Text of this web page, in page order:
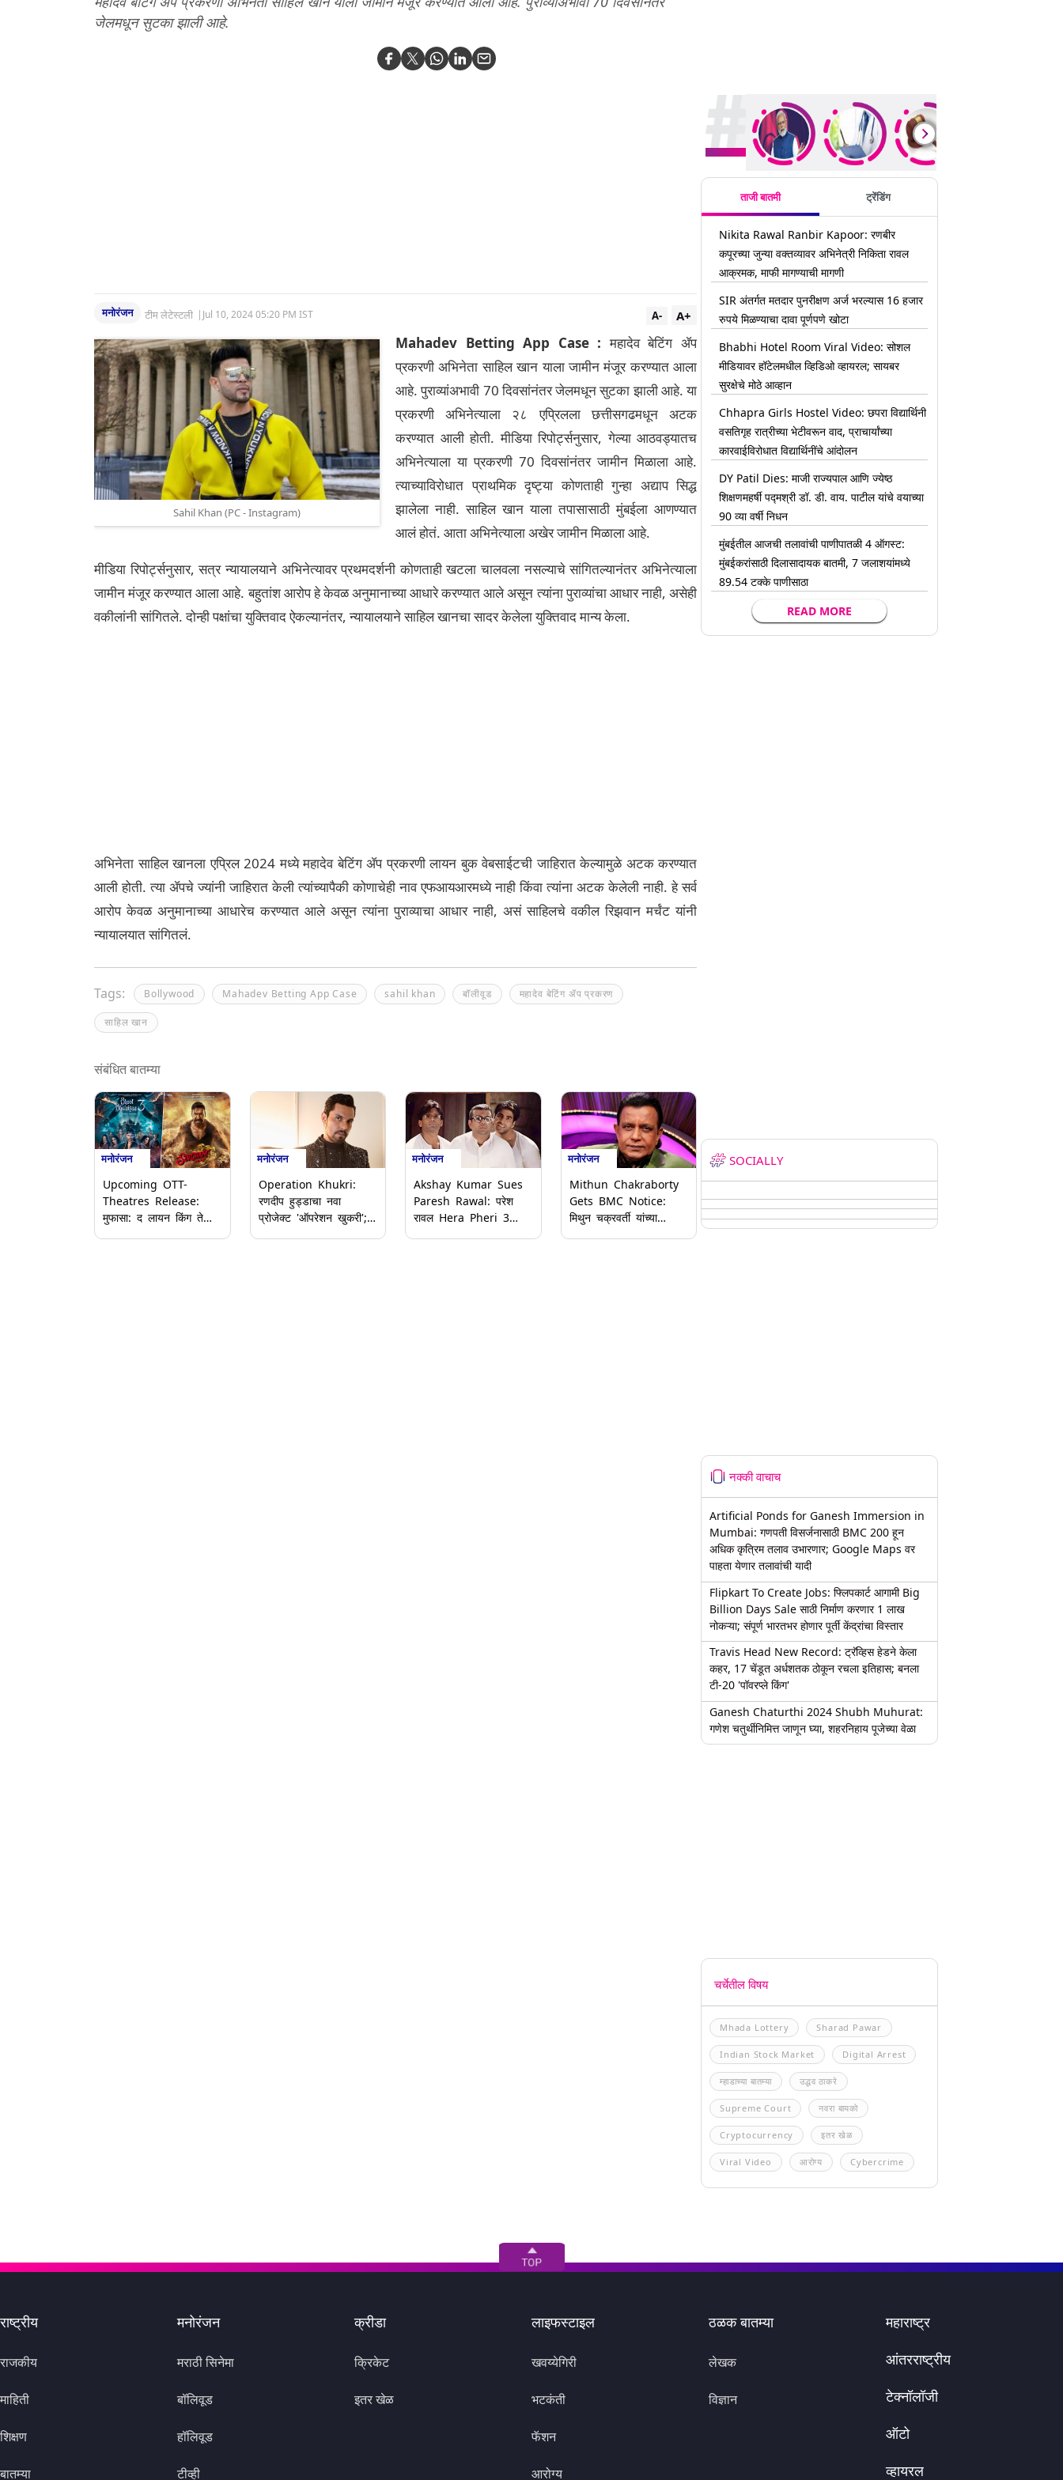
जेलमधून सुटका झाली आहे.
मनोरंजन टीम लेटेस्टली | Jul 10, 2024 05:20 PM IST A+
A-
Sahil Khan (PC - Instagram)
Mahadev Betting App Case : महादेव बेटिंग ॲप
प्रकरणी अभिनेता साहिल खान याला जामीन मंजूर करण्यात आला
आहे. पुराव्यांअभावी 70 दिवसांनंतर जेलमधून सुटका झाली आहे. या
प्रकरणी अभिनेत्याला २८ एप्रिलला छत्तीसगढमधून अटक
करण्यात आली होती. मीडिया रिपोर्ट्सनुसार, गेल्या आठवड्यातच
अभिनेत्याला या प्रकरणी 70 दिवसांनंतर जामीन मिळाला आहे.
त्याच्याविरोधात प्राथमिक दृष्ट्‍या कोणताही गुन्हा अद्याप सिद्ध
झालेला नाही. साहिल खान याला तपासासाठी मुंबईला आणण्यात
आलं होतं. आता अभिनेत्याला अखेर जामीन मिळाला आहे.
मीडिया रिपोर्ट्सनुसार, सत्र न्यायालयाने अभिनेत्यावर प्रथमदर्शनी कोणताही खटला चालवला नसल्याचे सांगितल्यानंतर अभिनेत्याला
जामीन मंजूर करण्यात आला आहे. बहुतांश आरोप हे केवळ अनुमानाच्या आधारे करण्यात आले असून त्यांना पुराव्यांचा आधार नाही, असेही
वकीलांनी सांगितले. दोन्ही पक्षांचा युक्तिवाद ऐकल्यानंतर, न्यायालयाने साहिल खानचा सादर केलेला युक्तिवाद मान्य केला.
अभिनेता साहिल खानला एप्रिल 2024 मध्ये महादेव बेटिंग ॲप प्रकरणी लायन बुक वेबसाईटची जाहिरात केल्यामुळे अटक करण्यात
आली होती. त्या ॲपचे ज्यांनी जाहिरात केली त्यांच्यापैकी कोणाचेही नाव एफआयआरमध्ये नाही किंवा त्यांना अटक केलेली नाही. हे सर्व
आरोप केवळ अनुमानाच्या आधारेच करण्यात आले असून त्यांना पुराव्याचा आधार नाही, असं साहिलचे वकील रिझवान मर्चंट यांनी
न्यायालयात सांगितलं.
Tags: Bollywood Mahadev Betting App Case sahil khan बॉलीवूड महादेव बेटिंग ॲप प्रकरण
साहिल खान
संबंधित बातम्या
मनोरंजन
Upcoming OTT-
Theatres Release:
मुफासा: द लायन किंग ते
मनोरंजन
Operation Khukri:
रणदीप हुड्डाचा नवा
प्रोजेक्ट 'ऑपरेशन खुकरी';
मनोरंजन
Akshay Kumar Sues
Paresh Rawal: परेश
रावल Hera Pheri 3
मनोरंजन
Mithun Chakraborty
Gets BMC Notice:
मिथुन चक्रवर्ती यांच्या
ताजी बातमी ट्रेंडिंग
Nikita Rawal Ranbir Kapoor: रणबीर
कपूरच्या जुन्या वक्तव्यावर अभिनेत्री निकिता रावल
आक्रमक, माफी मागण्याची मागणी
SIR अंतर्गत मतदार पुनरीक्षण अर्ज भरल्यास 16 हजार
रुपये मिळण्याचा दावा पूर्णपणे खोटा
Bhabhi Hotel Room Viral Video: सोशल
मीडियावर हॉटेलमधील व्हिडिओ व्हायरल; सायबर
सुरक्षेचे मोठे आव्हान
Chhapra Girls Hostel Video: छपरा विद्यार्थिनी
वसतिगृह रात्रीच्या भेटीवरून वाद, प्राचार्यांच्या
कारवाईविरोधात विद्यार्थिनींचे आंदोलन
DY Patil Dies: माजी राज्यपाल आणि ज्येष्ठ
शिक्षणमहर्षी पद्मश्री डॉ. डी. वाय. पाटील यांचे वयाच्या
90 व्या वर्षी निधन
मुंबईतील आजची तलावांची पाणीपातळी 4 ऑगस्ट:
मुंबईकरांसाठी दिलासादायक बातमी, 7 जलाशयांमध्ये
89.54 टक्के पाणीसाठा
READ MORE
SOCIALLY
नक्की वाचाच
Artificial Ponds for Ganesh Immersion in
Mumbai: गणपती विसर्जनासाठी BMC 200 हून
अधिक कृत्रिम तलाव उभारणार; Google Maps वर
पाहता येणार तलावांची यादी
Flipkart To Create Jobs: फ्लिपकार्ट आगामी Big
Billion Days Sale साठी निर्माण करणार 1 लाख
नोकऱ्या; संपूर्ण भारतभर होणार पूर्ती केंद्रांचा विस्तार
Travis Head New Record: ट्रॅव्हिस हेडने केला
कहर, 17 चेंडूत अर्धशतक ठोकून रचला इतिहास; बनला
टी-20 'पॉवरप्ले किंग'
Ganesh Chaturthi 2024 Shubh Muhurat:
गणेश चतुर्थीनिमित्त जाणून घ्या, शहरनिहाय पूजेच्या वेळा
चर्चेतील विषय
Mhada Lottery Sharad Pawar
Indian Stock Market Digital Arrest
म्हाडाच्या बातम्या उद्धव ठाकरे
Supreme Court नवरा बायको
Cryptocurrency इतर खेळ
Viral Video आरोग्य Cybercrime
राष्ट्रीय
राजकीय
माहिती
शिक्षण
बातम्या
मनोरंजन
मराठी सिनेमा
बॉलिवूड
हॉलिवूड
टीव्ही
क्रीडा
क्रिकेट
इतर खेळ
लाइफस्टाइल
खवय्येगिरी
भटकंती
फॅशन
आरोग्य
ठळक बातम्या
लेखक
विज्ञान
महाराष्ट्र
आंतरराष्ट्रीय
टेक्नॉलॉजी
ऑटो
व्हायरल